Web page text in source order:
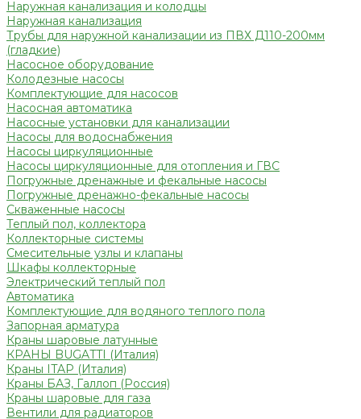
Наружная канализация и колодцы
Наружная канализация
Трубы для наружной канализации из ПВХ Д110-200мм
(гладкие)
Насосное оборудование
Колодезные насосы
Комплектующие для насосов
Насосная автоматика
Насосные установки для канализации
Насосы для водоснабжения
Насосы циркуляционные
Насосы циркуляционные для отопления и ГВС
Погружные дренажные и фекальные насосы
Погружные дренажно-фекальные насосы
Скваженные насосы
Теплый пол, коллектора
Коллекторные системы
Смесительные узлы и клапаны
Шкафы коллекторные
Электрический теплый пол
Автоматика
Комплектующие для водяного теплого пола
Запорная арматура
Краны шаровые латунные
КРАНЫ BUGATTI (Италия)
Краны ITAP (Италия)
Краны БАЗ, Галлоп (Россия)
Краны шаровые для газа
Вентили для радиаторов